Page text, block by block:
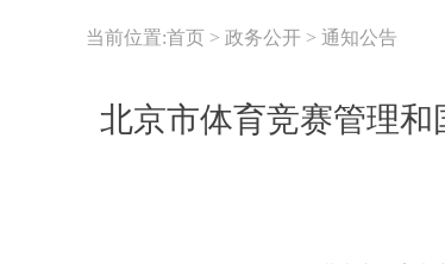
当前位置:首页 > 政务公开 > 通知公告
北京市体育竞赛管理